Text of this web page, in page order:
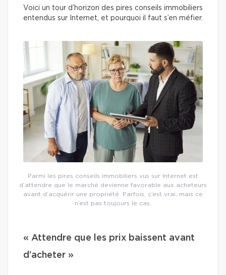
Voici un tour d’horizon des pires conseils immobiliers
entendus sur Internet, et pourquoi il faut s’en méfier.
Parmi les pires conseils immobiliers vus sur Internet est
d’attendre que le marché devienne favorable aux acheteurs
avant d’acquérir une propriété. Parfois, c’est vrai, mais ce
n’est pas toujours le cas.
« Attendre que les prix baissent avant
d’acheter »